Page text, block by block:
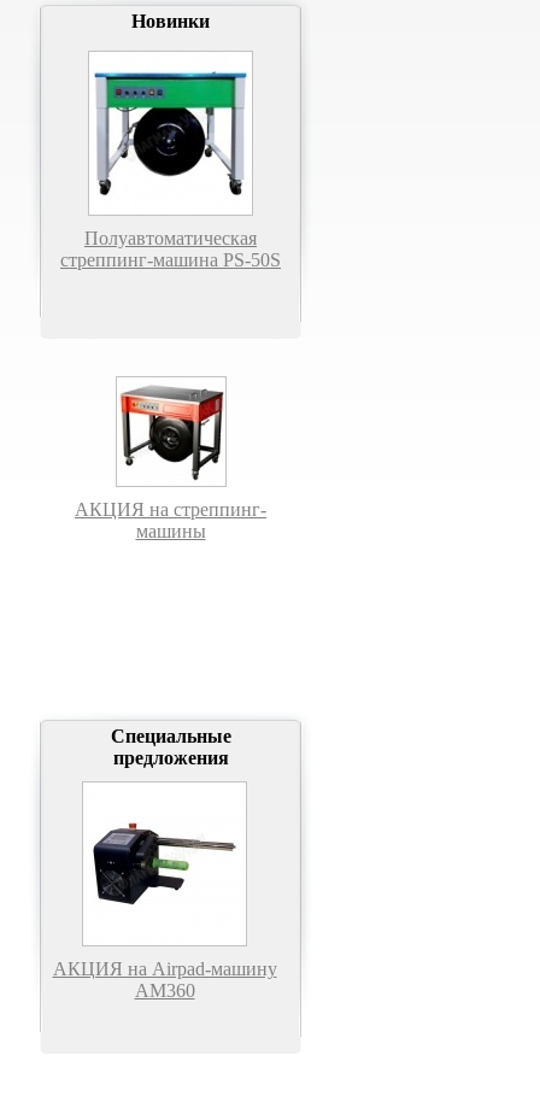
Новинки
Полуавтоматическая
стреппинг-машина PS-50S
АКЦИЯ на стреппинг-
машины
Специальные
предложения
АКЦИЯ на Airpad-машину
АМ360